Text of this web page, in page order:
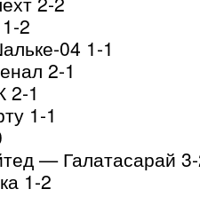
2
04 1-1
2-1
1
1-1
— Галатасарай
1-2